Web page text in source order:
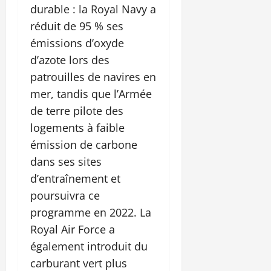
durable : la Royal Navy a
réduit de 95 % ses
émissions d’oxyde
d’azote lors des
patrouilles de navires en
mer, tandis que l’Armée
de terre pilote des
logements à faible
émission de carbone
dans ses sites
d’entraînement et
poursuivra ce
programme en 2022. La
Royal Air Force a
également introduit du
carburant vert plus